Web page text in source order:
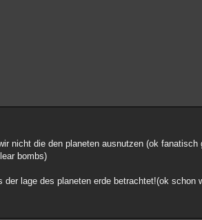
nicht die den planeten ausnutzen (ok
bombs)
lage des planeten erde betrachtet!(ok schon